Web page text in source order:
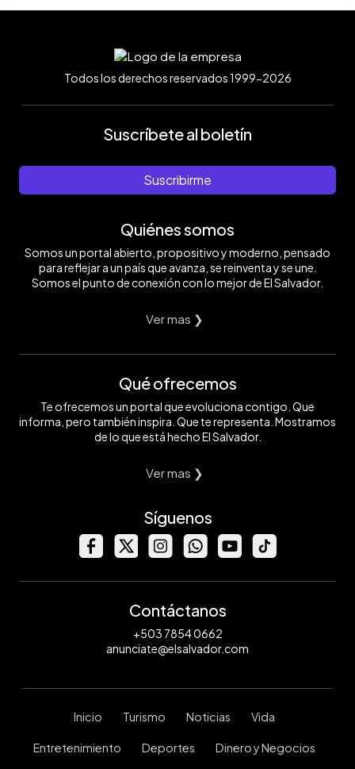
Todos los derechos reservados 1999-2026
Suscríbete al boletín
Suscribirme
Quiénes somos
Somos un portal abierto, propositivo y moderno, pensado
para reflejar a un país que avanza, se reinventa y se une.
Somos el punto de conexión con lo mejor de El Salvador.
Ver mas ❯
Qué ofrecemos
Te ofrecemos un portal que evoluciona contigo. Que
informa, pero también inspira. Que te representa. Mostramos
de lo que está hecho El Salvador.
Ver mas ❯
Síguenos
Contáctanos
+503 7854 0662
anunciate@elsalvador.com
Inicio Turismo Noticias Vida
Entretenimiento Deportes Dinero y Negocios